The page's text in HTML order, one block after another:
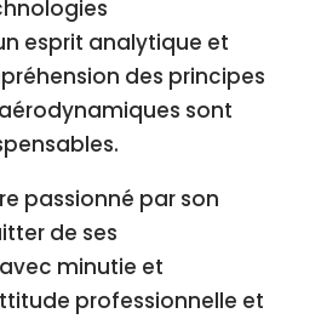
esprit analytique et
des principes
sont
passionné par son
de ses
minutie et
professionnelle et